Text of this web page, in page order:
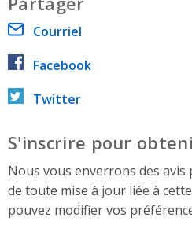
Courriel
Facebook
Twitter
S'inscrire pour
Nous vous enverrons des
de toute mise à jour liée à
pouvez modifier vos